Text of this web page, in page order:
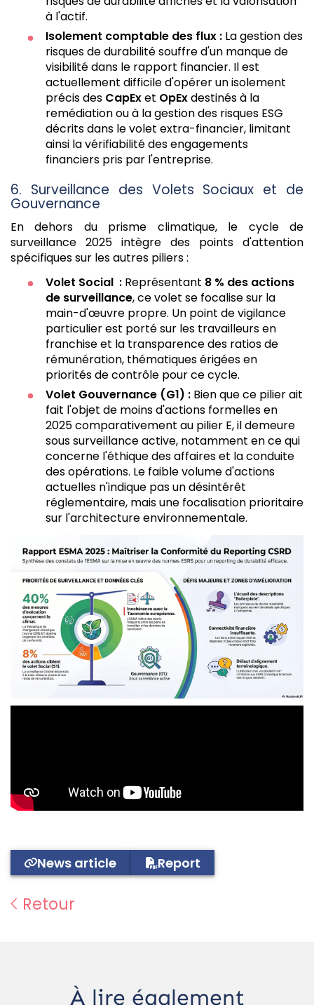
à l'actif.
Isolement comptable des flux : La gestion des
risques de durabilité souffre d'un manque de
visibilité dans le rapport financier. Il est
actuellement difficile d'opérer un isolement
précis des CapExet OpExdestinés à la
remédiation ou à la gestion des risques ESG
décrits dans le volet extra-financier, limitant
ainsi la vérifiabilité des engagements
financiers pris par l'entreprise.
6. Surveillance des Volets Sociaux et de
Gouvernance
En dehors du prisme climatique, le cycle de
surveillance 2025 intègre des points d'attention
spécifiques sur les autres piliers :
Volet Social : Représentant 8 % des actions
de surveillance, ce volet se focalise sur la
main-d'œuvre propre. Un point de vigilance
particulier est porté sur les travailleurs en
franchise et la transparence des ratios de
rémunération, thématiques érigées en
priorités de contrôle pour ce cycle.
Volet Gouvernance (G1) : Bien que ce pilier ait
fait l'objet de moins d'actions formelles en
2025 comparativement au pilier E, il demeure
sous surveillance active, notamment en ce qui
concerne l'éthique des affaires et la conduite
des opérations. Le faible volume d'actions
actuelles n'indique pas un désintérêt
réglementaire, mais une focalisation prioritaire
sur l'architecture environnementale.
News article Report
Retour
À lire également